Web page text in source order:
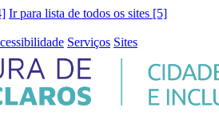
Ir para lista de todos os sites [5]
Serviços Sites